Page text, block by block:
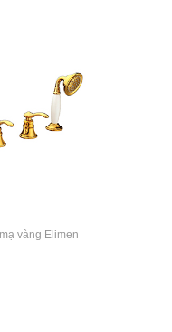
vàng Elimen